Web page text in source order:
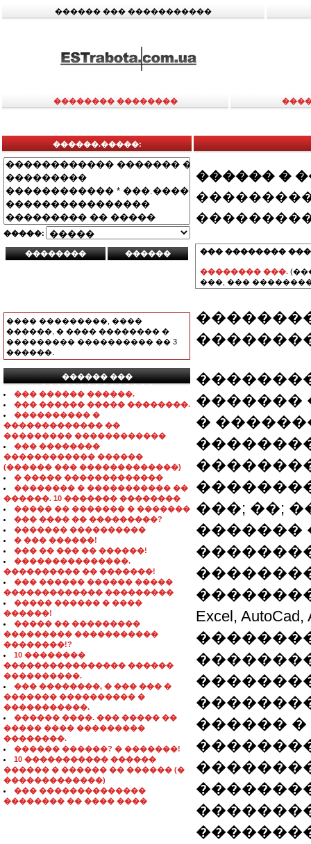
������ ��� �����������
�������� ��������
������.�����:
�����:
���� ���������, ����
������, � ���� �������� �
��������� ���������� �� 3
������.
������ ���
���������������
��� ������ ������.
��� ������ ����� ��������.
���������� �
������������� ��
��������� ������������
��� ��������
������������ ������
(������ ��� �������������)
� ����� �������������
�������� � ����������� ��
������. 10 ������� ��������
����� �� ������� � �������
��� ���� �� ���������?
������� ����������
� ��� ������!
��� �� ��� �� ������!
���������������.
���������� �� �������!
��� ������ ������ �����
������������� ���������
����� ������ � ����
������!
����� �� ���������
��������� �����������
��������!?
10 ��������
���������������� ������
����������.
��� ��������, � ��� ��� �
������� ���������� �
�����������.
������ ����. ��� ����� ��
����� ���� ���������
��������.
������ ������? � �������!
10 ����������� ������
������ � ������ �� ������ (�
�������������)
��� ��������������
�������� �� ���� ����
������ �
��� ��������
�������� ���.
���, ���
�������
�
���; ��;
�������
Excel,
������